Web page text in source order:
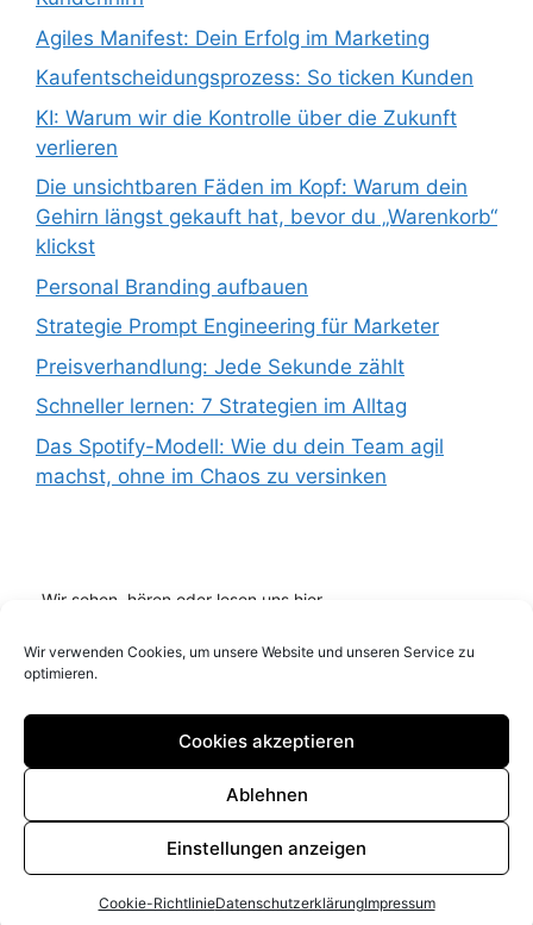
Wir verwenden Cookies, um unsere Website und unseren Service zu
optimieren.
Cookies akzeptieren
Ablehnen
Einstellungen anzeigen
Cookie-RichtlinieDatenschutzerklärungImpressum
Agiles Manifest: Dein Erfolg im Marketing
Kaufentscheidungsprozess: So ticken Kunden
KI: Warum wir die Kontrolle über die Zukunft
verlieren
Die unsichtbaren Fäden im Kopf: Warum dein
Gehirn längst gekauft hat, bevor du „Warenkorb“
klickst
Personal Branding aufbauen
Strategie Prompt Engineering für Marketer
Preisverhandlung: Jede Sekunde zählt
Schneller lernen: 7 Strategien im Alltag
Das Spotify-Modell: Wie du dein Team agil
machst, ohne im Chaos zu versinken
Wir sehen, hören oder lesen uns hier...
© 2026 Blog it Marketing andreassobing.de